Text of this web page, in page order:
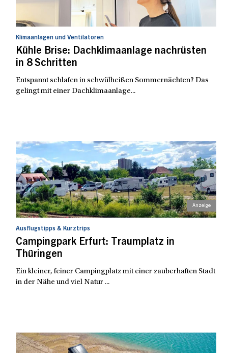
Klimaanlagen und Ventilatoren
Kühle Brise: Dachklimaanlage nachrüsten
in 8 Schritten
Entspannt schlafen in schwülheißen Sommernächten? Das
gelingt mit einer Dachklimaanlage...
Ausflugstipps & Kurztrips
Campingpark Erfurt: Traumplatz in
Thüringen
Ein kleiner, feiner Campingplatz mit einer zauberhaften Stadt
in der Nähe und viel Natur ...